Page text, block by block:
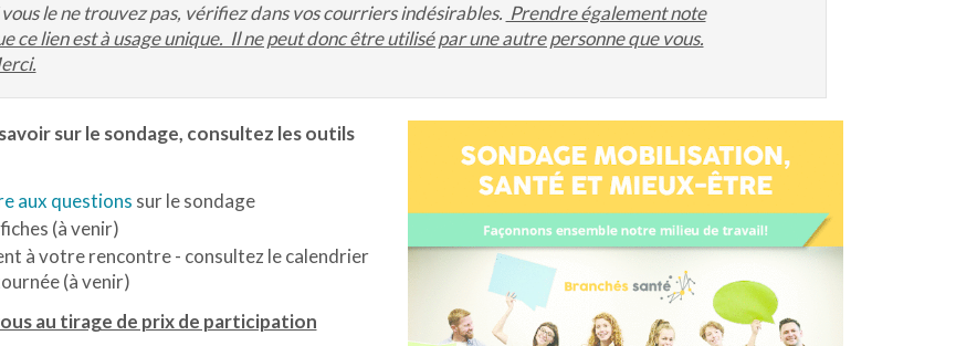
vous le ne trouvez pas, vérifiez dans vos courriers indésirables. Prendre également note
ce lien est à usage unique. Il ne peut donc être utilisé par une autre personne que vous.
sur le sondage, consultez les outils
aux questions sur le sondage
(à venir)
à votre rencontre - consultez le calendrier
(à venir)
au tirage de prix de participation